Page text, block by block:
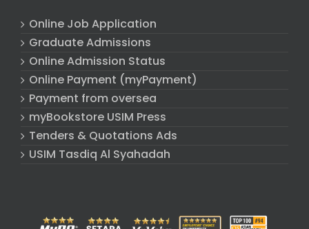
Online Job Application
Graduate Admissions
Online Admission Status
Online Payment (myPayment)
Payment from oversea
myBookstore USIM Press
Tenders & Quotations Ads
USIM Tasdiq Al Syahadah